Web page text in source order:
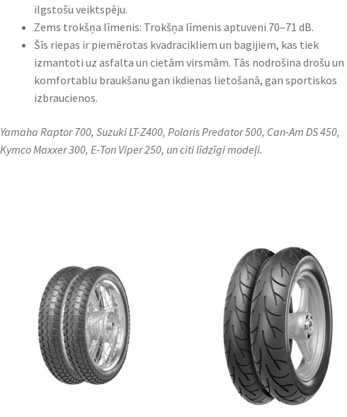
ilgstošu veiktspēju.
Zems trokšņa līmenis: Trokšņa līmenis aptuveni 70–71 dB.
Šīs riepas ir piemērotas kvadracikliem un bagijiem, kas tiek
izmantoti uz asfalta un cietām virsmām. Tās nodrošina drošu un
komfortablu braukšanu gan ikdienas lietošanā, gan sportiskos
izbraucienos.
Yamaha Raptor 700, Suzuki LT-Z400, Polaris Predator 500, Can-Am DS 450,
Kymco Maxxer 300, E-Ton Viper 250, un citi līdzīgi modeļi.